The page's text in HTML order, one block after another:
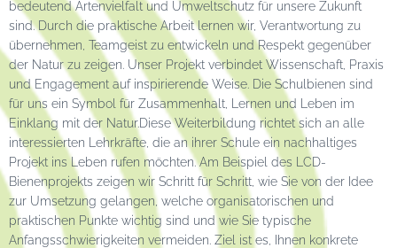
bedeutend Artenvielfalt und Umweltschutz für unsere Zukunft
sind. Durch die praktische Arbeit lernen wir, Verantwortung zu
übernehmen, Teamgeist zu entwickeln und Respekt gegenüber
der Natur zu zeigen. Unser Projekt verbindet Wissenschaft, Praxis
und Engagement auf inspirierende Weise. Die Schulbienen sind
für uns ein Symbol für Zusammenhalt, Lernen und Leben im
Einklang mit der Natur.Diese Weiterbildung richtet sich an alle
interessierten Lehrkräfte, die an ihrer Schule ein nachhaltiges
Projekt ins Leben rufen möchten. Am Beispiel des LCD-
Bienenprojekts zeigen wir Schritt für Schritt, wie Sie von der Idee
zur Umsetzung gelangen, welche organisatorischen und
praktischen Punkte wichtig sind und wie Sie typische
Anfangsschwierigkeiten vermeiden. Ziel ist es, Ihnen konkrete